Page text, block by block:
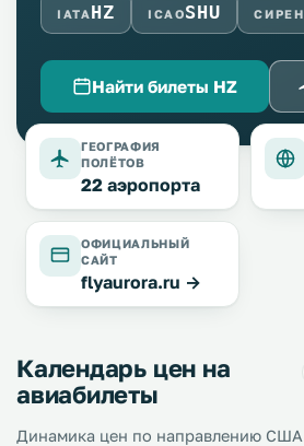
IATA HZ ICAOSHU
Найти билеты HZ
ГЕОГРАФИЯ
ПОЛЁТОВ
22 аэропорта
ОФИЦИАЛЬНЫЙ
САЙТ
flyaurora.ru →
Календарь цен на
авиабилеты
Динамика цен по направлению